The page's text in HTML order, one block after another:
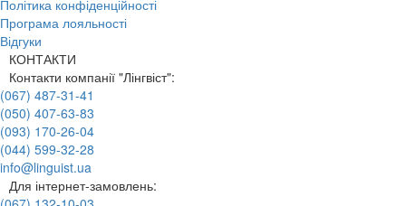
Політика конфіденційності
Програма лояльності
Відгуки
КОНТАКТИ
Контакти компанії "Лінгвіст":
(067) 487-31-41
(050) 407-63-83
(093) 170-26-04
(044) 599-32-28
info@linguist.ua
Для інтернет-замовлень: